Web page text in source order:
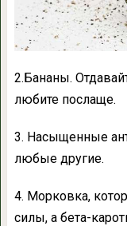
2.Бананы.
любите послаще.
3. Насыщенные
любые другие.
4. Морковка,
силы, а бета-